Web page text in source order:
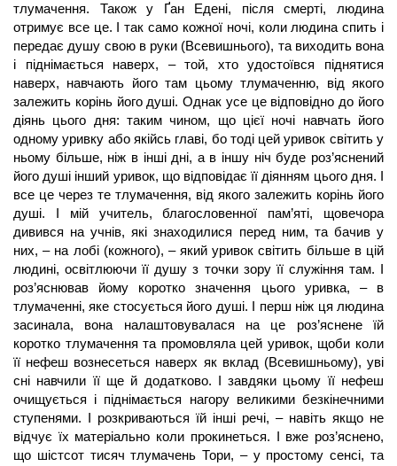
тлумачення. Також у Ґан Едені, після смерті, людина
отримує все це. І так само кожної ночі, коли людина спить і
передає душу свою в руки (Всевишнього), та виходить вона
і піднімається наверх, – той, хто удостоївся піднятися
наверх, навчають його там цьому тлумаченню, від якого
залежить корінь його душі. Однак усе це відповідно до його
діянь цього дня: таким чином, що цієї ночі навчать його
одному уривку або якійсь главі, бо тоді цей уривок світить у
ньому більше, ніж в інші дні, а в іншу ніч буде роз’яснений
його душі інший уривок, що відповідає її діянням цього дня. І
все це через те тлумачення, від якого залежить корінь його
душі. І мій учитель, благословенної пам’яті, щовечора
дивився на учнів, які знаходилися перед ним, та бачив у
них, – на лобі (кожного), – який уривок світить більше в цій
людині, освітлюючи її душу з точки зору її служіння там. І
роз’яснював йому коротко значення цього уривка, – в
тлумаченні, яке стосується його душі. І перш ніж ця людина
засинала, вона налаштовувалася на це роз’яснене їй
коротко тлумачення та промовляла цей уривок, щоби коли
її нефеш вознесеться наверх як вклад (Всевишньому), уві
сні навчили її ще й додатково. І завдяки цьому її нефеш
очищується і піднімається нагору великими безкінечними
ступенями. І розкриваються їй інші речі, – навіть якщо не
відчує їх матеріально коли прокинеться. І вже роз’яснено,
що шістсот тисяч тлумачень Тори, – у простому сенсі, та